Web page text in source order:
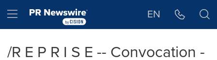
Hamburger menu EN
/R E P R I S E -- Convocation -